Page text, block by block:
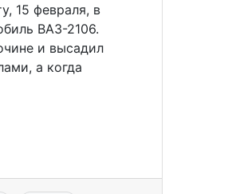
15 февраля, в
ВАЗ-2106.
и высадил
а когда